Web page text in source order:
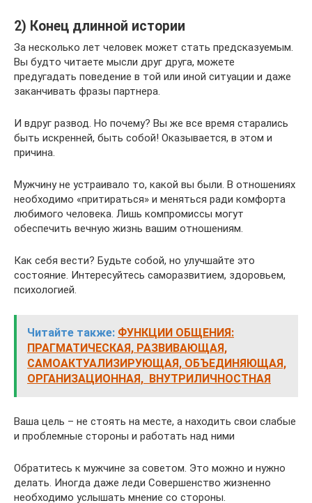
2) Конец длинной истории
За несколько лет человек может стать предсказуемым.
Вы будто читаете мысли друг друга, можете
предугадать поведение в той или иной ситуации и даже
заканчивать фразы партнера.
И вдруг развод. Но почему? Вы же все время старались
быть искренней, быть собой! Оказывается, в этом и
причина.
Мужчину не устраивало то, какой вы были. В отношениях
необходимо «притираться» и меняться ради комфорта
любимого человека. Лишь компромиссы могут
обеспечить вечную жизнь вашим отношениям.
Как себя вести? Будьте собой, но улучшайте это
состояние. Интересуйтесь саморазвитием, здоровьем,
психологией.
Читайте также: ФУНКЦИИ ОБЩЕНИЯ:
ПРАГМАТИЧЕСКАЯ, РАЗВИВАЮЩАЯ,
САМОАКТУАЛИЗИРУЮЩАЯ, ОБЪЕДИНЯЮЩАЯ,
ОРГАНИЗАЦИОННАЯ, ВНУТРИЛИЧНОСТНАЯ
Ваша цель – не стоять на месте, а находить свои слабые
и проблемные стороны и работать над ними
Обратитесь к мужчине за советом. Это можно и нужно
делать. Иногда даже леди Совершенство жизненно
необходимо услышать мнение со стороны.